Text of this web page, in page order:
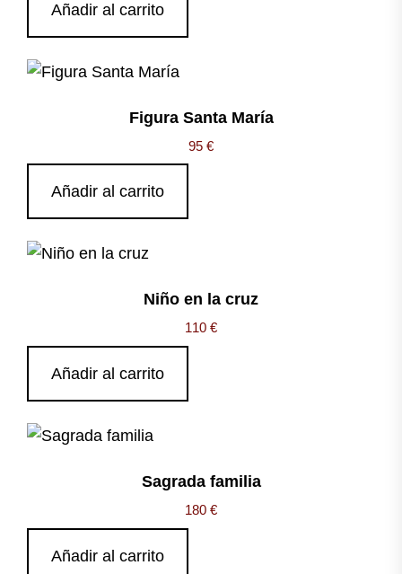
Añadir al carrito
Figura Santa María
95 €
Añadir al carrito
Niño en la cruz
110 €
Añadir al carrito
Sagrada familia
180 €
Añadir al carrito